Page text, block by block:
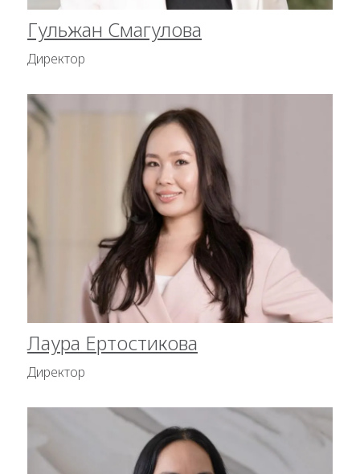
Гульжан Смагулова
Директор
Лаура Ертостикова
Директор